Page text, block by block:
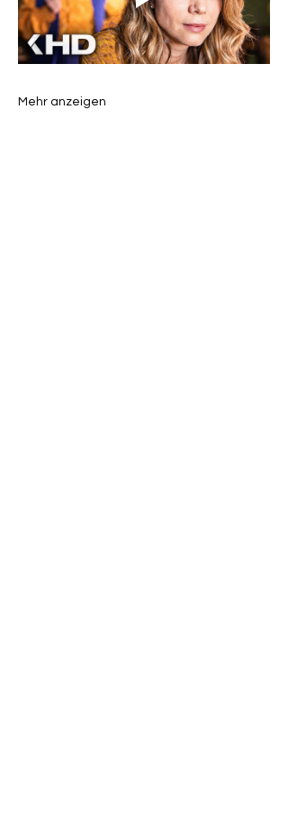
Mehr anzeigen